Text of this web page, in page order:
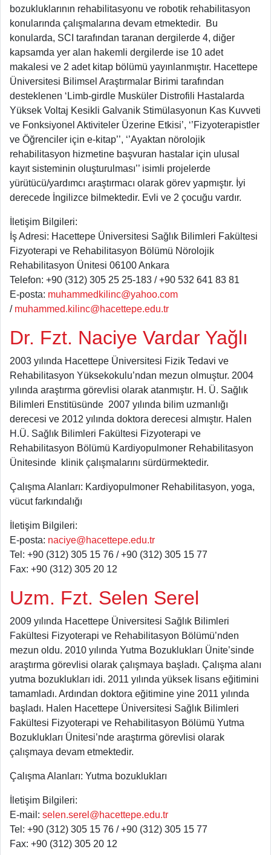
bozukluklarının rehabilitasyonu ve robotik rehabilitasyon
konularında çalışmalarına devam etmektedir. Bu
konularda, SCI tarafından taranan dergilerde 4, diğer
kapsamda yer alan hakemli dergilerde ise 10 adet
makalesi ve 2 adet kitap bölümü yayınlanmıştır. Hacettepe
Üniversitesi Bilimsel Araştırmalar Birimi tarafından
desteklenen ‘Limb-girdle Musküler Distrofili Hastalarda
Yüksek Voltaj Kesikli Galvanik Stimülasyonun Kas Kuvveti
ve Fonksiyonel Aktiviteler Üzerine Etkisi’, ‘’Fizyoterapistler
ve Öğrenciler için e-kitap’’, ‘’Ayaktan nörolojik
rehabilitasyon hizmetine başvuran hastalar için ulusal
kayıt sisteminin oluşturulması’’ isimli projelerde
yürütücü/yardımcı araştırmacı olarak görev yapmıştır. İyi
derecede İngilizce bilmektedir. Evli ve 2 çocuğu vardır.
İletişim Bilgileri:
İş Adresi: Hacettepe Üniversitesi Sağlık Bilimleri Fakültesi
Fizyoterapi ve Rehabilitasyon Bölümü Nörolojik
Rehabilitasyon Ünitesi 06100 Ankara
Telefon: +90 (312) 305 25 25-183 / +90 532 641 83 81
E-posta: muhammedkilinc@yahoo.com
/ muhammed.kilinc@hacettepe.edu.tr
Dr. Fzt. Naciye Vardar Yağlı
2003 yılında Hacettepe Üniversitesi Fizik Tedavi ve
Rehabilitasyon Yüksekokulu’ndan mezun olmuştur. 2004
yılında araştırma görevlisi olarak atanmıştır. H. Ü. Sağlık
Bilimleri Enstitüsünde 2007 yılında bilim uzmanlığı
derecesi ve 2012 yılında doktora derecesi almıştır. Halen
H.Ü. Sağlık Bilimleri Fakültesi Fizyoterapi ve
Rehabilitasyon Bölümü Kardiyopulmoner Rehabilitasyon
Ünitesinde klinik çalışmalarını sürdürmektedir.
Çalışma Alanları: Kardiyopulmoner Rehabilitasyon, yoga,
vücut farkındalığı
İletişim Bilgileri:
E-posta: naciye@hacettepe.edu.tr
Tel: +90 (312) 305 15 76 / +90 (312) 305 15 77
Fax: +90 (312) 305 20 12
Uzm. Fzt. Selen Serel
2009 yılında Hacettepe Üniversitesi Sağlık Bilimleri
Fakültesi Fizyoterapi ve Rehabilitasyon Bölümü’nden
mezun oldu. 2010 yılında Yutma Bozuklukları Ünite’sinde
araştırma görevlisi olarak çalışmaya başladı. Çalışma alanı
yutma bozuklukları idi. 2011 yılında yüksek lisans eğitimini
tamamladı. Ardından doktora eğitimine yine 2011 yılında
başladı. Halen Hacettepe Üniversitesi Sağlık Bilimleri
Fakültesi Fizyoterapi ve Rehabilitasyon Bölümü Yutma
Bozuklukları Ünitesi’nde araştırma görevlisi olarak
çalışmaya devam etmektedir.
Çalışma Alanları: Yutma bozuklukları
İletişim Bilgileri:
E-mail: selen.serel@hacettepe.edu.tr
Tel: +90 (312) 305 15 76 / +90 (312) 305 15 77
Fax: +90 (312) 305 20 12